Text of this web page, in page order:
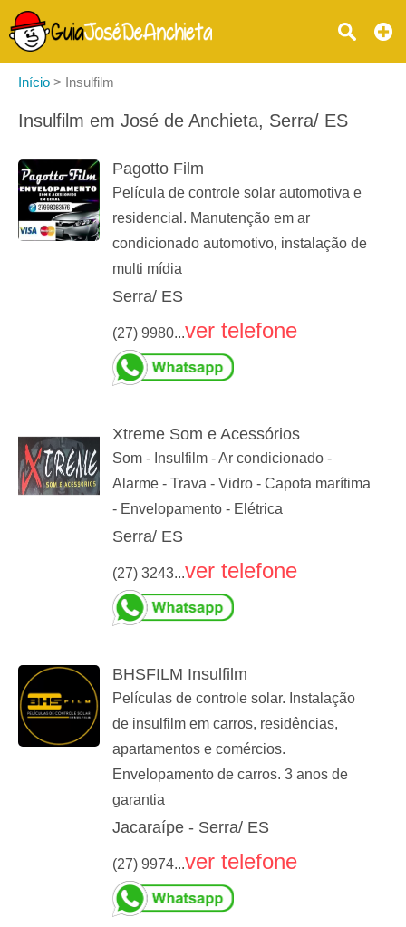
Início > Insulfilm
Insulfilm em José de Anchieta, Serra/ ES
Pagotto Film
Película de controle solar automotiva e
residencial. Manutenção em ar
condicionado automotivo, instalação de
multi mídia
Serra/ ES
(27) 9980...ver telefone
Xtreme Som e Acessórios
Som - Insulfilm - Ar condicionado -
Alarme - Trava - Vidro - Capota marítima
- Envelopamento - Elétrica
Serra/ ES
(27) 3243...ver telefone
BHSFILM Insulfilm
Películas de controle solar. Instalação
de insulfilm em carros, residências,
apartamentos e comércios.
Envelopamento de carros. 3 anos de
garantia
Jacaraípe - Serra/ ES
(27) 9974...ver telefone